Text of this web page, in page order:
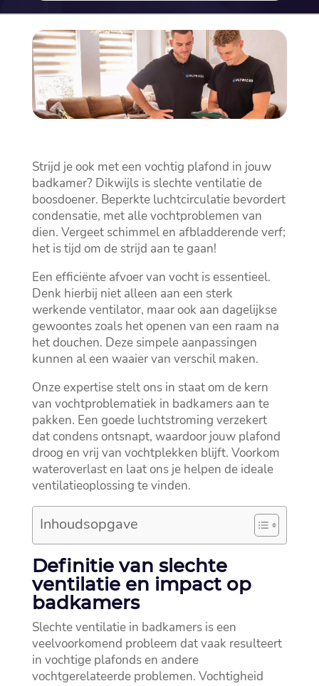
Strijd je ook met een vochtig plafond in jouw
badkamer? Dikwijls is slechte ventilatie de
boosdoener.​ Beperkte luchtcirculatie bevordert
condensatie, met alle vochtproblemen van
dien.​ Vergeet schimmel en afbladderende verf;
het is tijd om de strijd aan te gaan!
Een efficiënte afvoer van vocht is essentieel.​
Denk hierbij niet alleen aan een sterk
werkende ventilator, maar ook aan dagelijkse
gewoontes zoals het openen van een raam na
het douchen.​ Deze simpele aanpassingen
kunnen al een waaier van verschil maken.​
Onze expertise stelt ons in staat om de kern
van vochtproblematiek in badkamers aan te
pakken.​ Een goede luchtstroming verzekert
dat condens ontsnapt, waardoor jouw plafond
droog en vrij van vochtplekken blijft.​ Voorkom
wateroverlast en laat ons je helpen de ideale
ventilatieoplossing te vinden.​
Inhoudsopgave
Definitie van slechte
ventilatie en impact op
badkamers
Slechte ventilatie in badkamers is een
veelvoorkomend probleem dat vaak resulteert
in vochtige plafonds en andere
vochtgerelateerde problemen.​ Vochtigheid